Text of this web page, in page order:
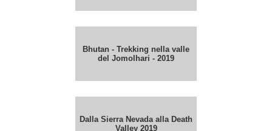
Bhutan - Trekking nella valle
del Jomolhari - 2019
Dalla Sierra Nevada alla Death
Valley 2019